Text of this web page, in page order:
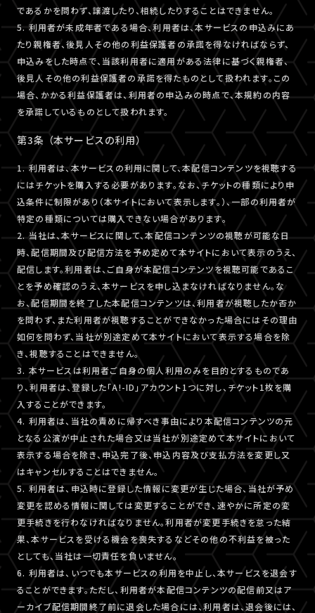
であるかを問わず、譲渡したり、相続したりすることはできません。
5. 利用者が未成年者である場合、利用者は、本サービスの申込みにあ
たり親権者、後見人その他の利益保護者の承諾を得なければならず、
申込みをした時点で、当該利用者に適用がある法律に基づく親権者、
後見人その他の利益保護者の承諾を得たものとして扱われます。この
場合、かかる利益保護者は、利用者の申込みの時点で、本規約の内容
を承諾しているものとして扱われます。
第3条 （本サービスの利用）
1. 利用者は、本サービスの利用に関して、本配信コンテンツを視聴する
にはチケットを購入する必要があります。なお、チケットの種類により申
込条件に制限があり（本サイトにおいて表示します。）、一部の利用者が
特定の種類については購入できない場合があります。
2. 当社は、本サービスに関して、本配信コンテンツの視聴が可能な日
時、配信期間及び配信方法を予め定めて本サイトにおいて表示のうえ、
配信します。利用者は、ご自身が本配信コンテンツを視聴可能であるこ
とを予め確認のうえ、本サービスを申し込まなければなりません。な
お、配信期間を終了した本配信コンテンツは、利用者が視聴したか否か
を問わず、また利用者が視聴することができなかった場合にはその理由
如何を問わず、当社が別途定めて本サイトにおいて表示する場合を除
き、視聴することはできません。
3. 本サービスは利用者ご自身の個人利用のみを目的とするものであ
り、利用者は、登録した「A!-ID」アカウント1つに対し、チケット1枚を購
入することができます。
4. 利用者は、当社の責めに帰すべき事由により本配信コンテンツの元
となる公演が中止された場合又は当社が別途定めて本サイトにおいて
表示する場合を除き、申込完了後、申込内容及び支払方法を変更し又
はキャンセルすることはできません。
5. 利用者は、申込時に登録した情報に変更が生じた場合、当社が予め
変更を認める情報に関しては変更することができ、速やかに所定の変
更手続きを行わなければなりません。利用者が変更手続きを怠った結
果、本サービスを受ける機会を喪失するなどその他の不利益を被った
としても、当社は一切責任を負いません。
6. 利用者は、いつでも本サービスの利用を中止し、本サービスを退会す
ることができます。ただし、利用者が本配信コンテンツの配信前又はア
ーカイブ配信期間終了前に退会した場合には、利用者は、退会後には、